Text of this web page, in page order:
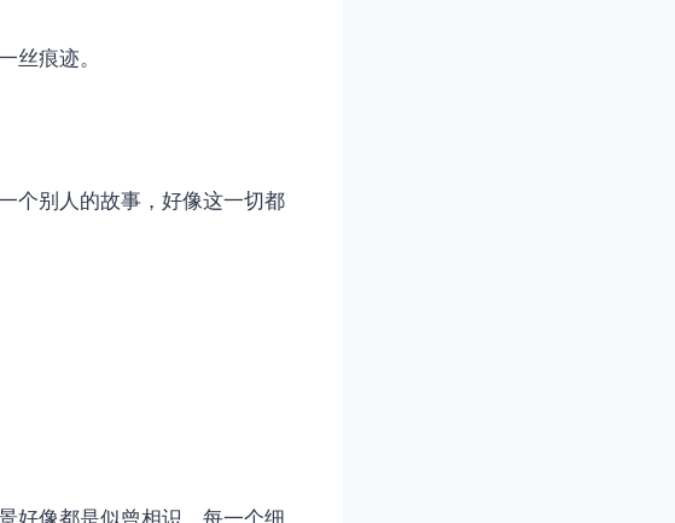
丝痕迹。
个别人的故事，好像这一切都
好像都是似曾相识，每一个细